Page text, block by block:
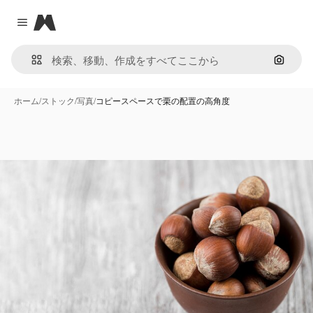
Close menu
Magnific
画像で
ホーム/ストック/写真/コピースペースで栗の配置の高角度